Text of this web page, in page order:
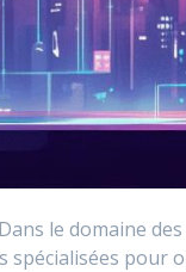
le domaine
pour